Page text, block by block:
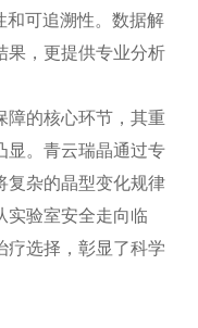
和可追溯性。数据解
果，更提供专业分析
障的核心环节，其重
显。青云瑞晶通过专
复杂的晶型变化规律
实验室安全走向临
疗选择，彰显了科学